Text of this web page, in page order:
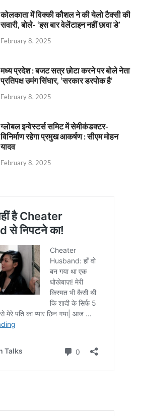
कोलकाता में विक्की कौशल ने की येलो टैक्सी की
सवारी, बोले- ‘इस बार वेलेंटाइन नहीं छावा डे’
February 8, 2025
मध्य प्रदेश : बजट सत्र छोटा करने पर बोले नेता
प्रतिपक्ष उमंग सिंघार, ‘सरकार डरपोक है’
February 8, 2025
ग्लोबल इन्वेस्टर्स समिट में सेमीकंडक्टर-
विनिर्माण रहेगा प्रमुख आकर्षण : सीएम मोहन
यादव
February 8, 2025